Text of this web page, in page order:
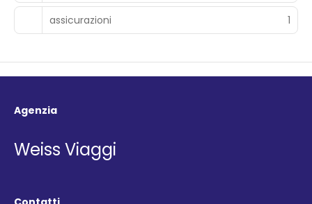
assicurazioni 1
Agenzia
Weiss Viaggi